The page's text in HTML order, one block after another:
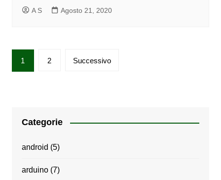
A S Agosto 21, 2020
Paginazione
degli
1 2 Successivo
Categorie
android (5)
arduino(7)